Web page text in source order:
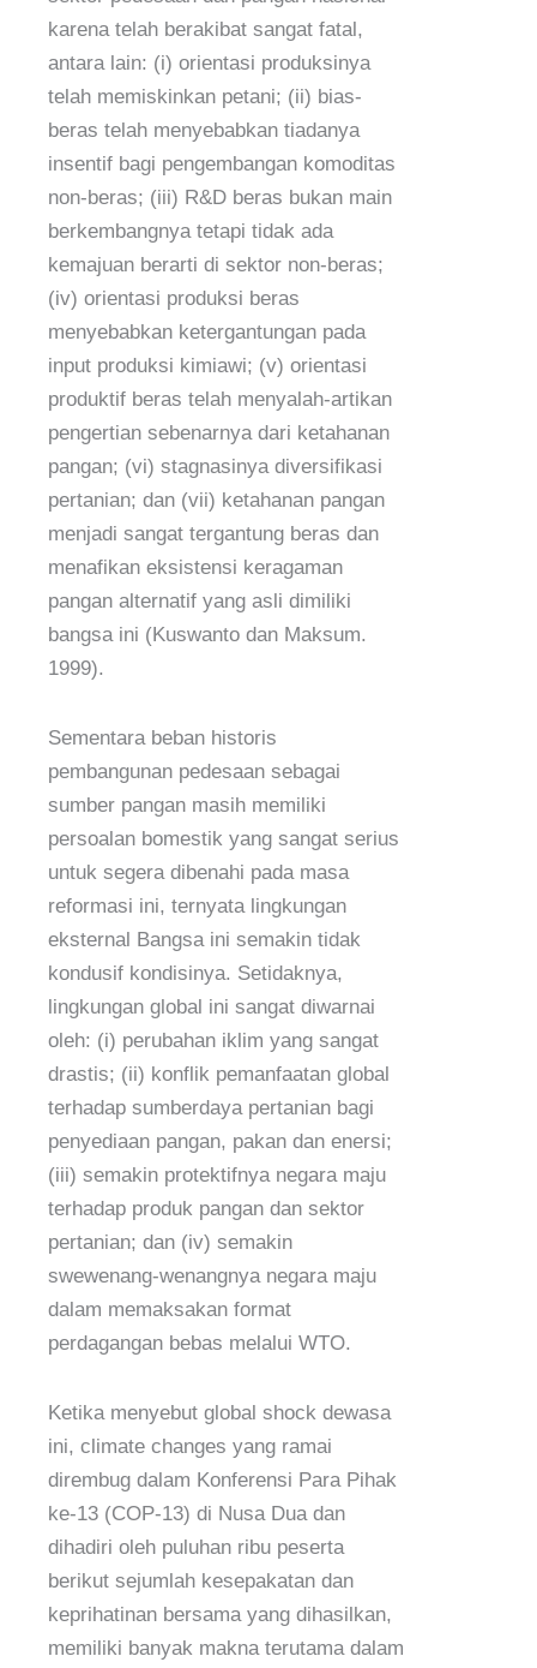
karena telah berakibat sangat fatal,
antara lain: (i) orientasi produksinya
telah memiskinkan petani; (ii) bias-
beras telah menyebabkan tiadanya
insentif bagi pengembangan komoditas
non-beras; (iii) R&D beras bukan main
berkembangnya tetapi tidak ada
kemajuan berarti di sektor non-beras;
(iv) orientasi produksi beras
menyebabkan ketergantungan pada
input produksi kimiawi; (v) orientasi
produktif beras telah menyalah-artikan
pengertian sebenarnya dari ketahanan
pangan; (vi) stagnasinya diversifikasi
pertanian; dan (vii) ketahanan pangan
menjadi sangat tergantung beras dan
menafikan eksistensi keragaman
pangan alternatif yang asli dimiliki
bangsa ini (Kuswanto dan Maksum.
1999).
Sementara beban historis
pembangunan pedesaan sebagai
sumber pangan masih memiliki
persoalan bomestik yang sangat serius
untuk segera dibenahi pada masa
reformasi ini, ternyata lingkungan
eksternal Bangsa ini semakin tidak
kondusif kondisinya. Setidaknya,
lingkungan global ini sangat diwarnai
oleh: (i) perubahan iklim yang sangat
drastis; (ii) konflik pemanfaatan global
terhadap sumberdaya pertanian bagi
penyediaan pangan, pakan dan enersi;
(iii) semakin protektifnya negara maju
terhadap produk pangan dan sektor
pertanian; dan (iv) semakin
swewenang-wenangnya negara maju
dalam memaksakan format
perdagangan bebas melalui WTO.
Ketika menyebut global shock dewasa
ini, climate changes yang ramai
dirembug dalam Konferensi Para Pihak
ke-13 (COP-13) di Nusa Dua dan
dihadiri oleh puluhan ribu peserta
berikut sejumlah kesepakatan dan
keprihatinan bersama yang dihasilkan,
memiliki banyak makna terutama dalam